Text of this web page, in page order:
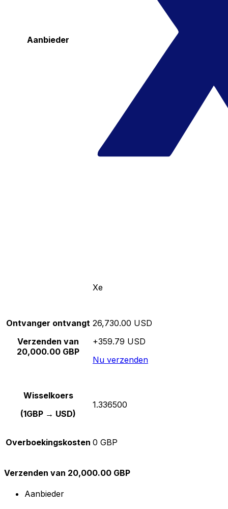
Aanbieder
Xe
Ontvanger ontvangt
Verzenden van
20,000.00 GBP
26,730.00 USD
+359.79 USD
Nu verzenden
Wisselkoers
(1GBP → USD)
1.336500
Overboekingskosten 0 GBP
Verzenden van 20,000.00 GBP
Aanbieder